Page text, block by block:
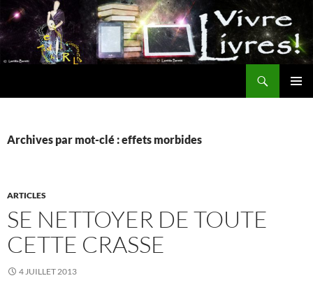
Aller
au
contenu
Archives par mot-clé : effets morbides
ARTICLES
SE NETTOYER DE TOUTE
CETTE CRASSE
4 JUILLET 2013